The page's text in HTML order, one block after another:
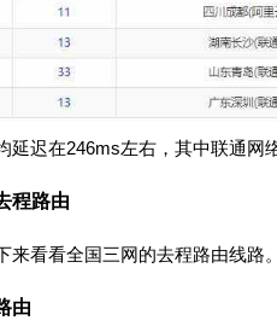
延迟在246ms左右，其中联通网
程路由
来看看全国三网的去程路由线路。
由